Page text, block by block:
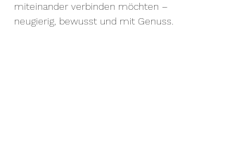
miteinander verbinden möchten –
neugierig, bewusst und mit Genuss.